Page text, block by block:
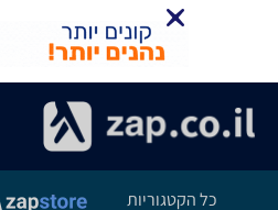
כל הקטגוריות